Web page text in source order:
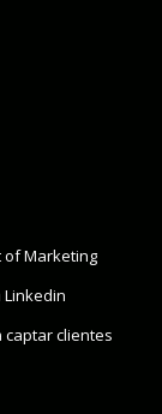
of Marketing
Linkedin
captar clientes